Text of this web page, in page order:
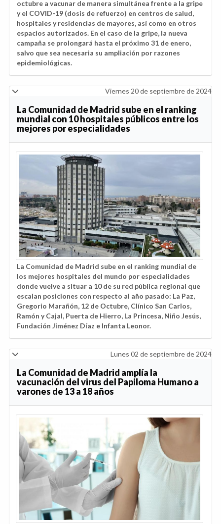
octubre a vacunar de manera simultánea frente a la gripe
y el COVID-19 (dosis de refuerzo) en centros de salud,
hospitales y residencias de mayores, así como en otros
espacios autorizados. En el caso de la gripe, la nueva
campaña se prolongará hasta el próximo 31 de enero,
salvo que sea necesaria su ampliación por razones
epidemiológicas.
Viernes 20 de septiembre de 2024
La Comunidad de Madrid sube en el ranking
mundial con 10 hospitales públicos entre los
mejores por especialidades
La Comunidad de Madrid sube en el ranking mundial de
los mejores hospitales del mundo por especialidades
donde vuelve a situar a 10 de su red pública regional que
escalan posiciones con respecto al año pasado: La Paz,
Gregorio Marañón, 12 de Octubre, Clínico San Carlos,
Ramón y Cajal, Puerta de Hierro, La Princesa, Niño Jesús,
Fundación Jiménez Díaz e Infanta Leonor.
Lunes 02 de septiembre de 2024
La Comunidad de Madrid amplía la
vacunación del virus del Papiloma Humano a
varones de 13 a 18 años